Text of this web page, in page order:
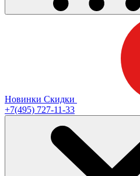
Новинки Скидки
+7(495) 727-11-33